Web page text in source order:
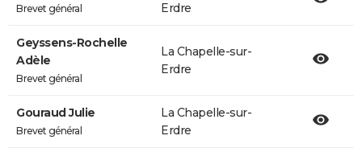
Brevet général
Erdre
Geyssens-Rochelle
Adèle
Brevet général
La Chapelle-sur-
Erdre
Gouraud Julie
Brevet général
La Chapelle-sur-
Erdre